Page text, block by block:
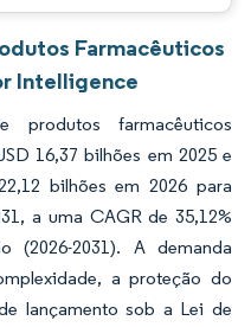
Farmacêuticos
Intelligence
farmacêuticos
16,37 bilhões em 2025 e
bilhões em 2026 para
a uma CAGR de 35,12%
(2026-2031). A demanda
a proteção do
lançamento sob a Lei de